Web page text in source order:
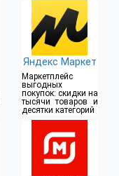
Яндекс Маркет
Маркетплейс
выгодных
покупок: скидки на
тысячи товаров и
десятки категорий